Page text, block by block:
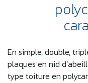
En simple, double,
plaques en nid
type toiture en